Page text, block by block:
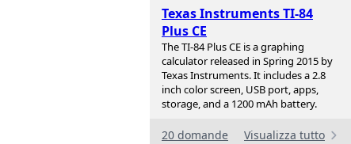
Texas Instruments TI-84
Plus CE
The TI-84 Plus CE is a graphing
calculator released in Spring 2015 by
Texas Instruments. It includes a 2.8
inch color screen, USB port, apps,
storage, and a 1200 mAh battery.
20 domande Visualizza tutto